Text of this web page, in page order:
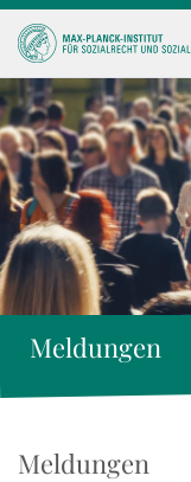
Meldungen
Meldungen